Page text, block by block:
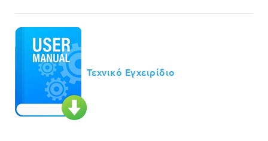
Τεχνικό Εγχειρίδιο